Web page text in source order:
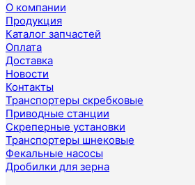
О компании
Продукция
Каталог запчастей
Оплата
Доставка
Новости
Контакты
Транспортеры скребковые
Приводные станции
Скреперные установки
Транспортеры шнековые
Фекальные насосы
Дробилки для зерна